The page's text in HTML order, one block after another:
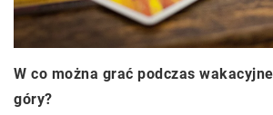
W co można grać podczas
góry?